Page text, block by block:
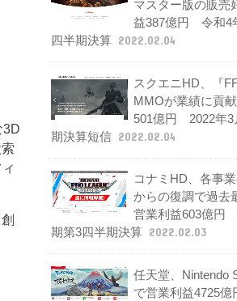
3D
マスター版の販売
益387億円 令和4
四半期決算 2022.02.04
スクエニHD、『
MMOが業績に貢
501億円 2022年3
期決算短信 2022.02.04
コナミHD、各事
からの復調で過去
営業利益603億円
期第3四半期決算 2022.02.03
任天堂、Nintendo
で営業利益4725